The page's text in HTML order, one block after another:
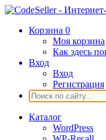
Корзина 0
Моя корзина
Как здесь
Вход
Вход
Регистрация
Каталог
WordPress